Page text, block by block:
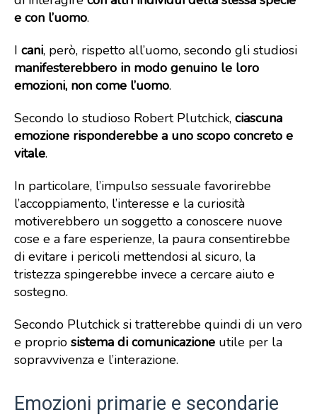
e con l’uomo.
I cani, però, rispetto all’uomo, secondo gli studiosi
manifesterebbero in modo genuino le loro
emozioni, non come l’uomo.
Secondo lo studioso Robert Plutchick, ciascuna
emozione risponderebbe a uno scopo concreto e
vitale.
In particolare, l’impulso sessuale favorirebbe
l’accoppiamento, l’interesse e la curiosità
motiverebbero un soggetto a conoscere nuove
cose e a fare esperienze, la paura consentirebbe
di evitare i pericoli mettendosi al sicuro, la
tristezza spingerebbe invece a cercare aiuto e
sostegno.
Secondo Plutchick si tratterebbe quindi di un vero
e proprio sistema di comunicazione utile per la
sopravvivenza e l’interazione.
Emozioni primarie e secondarie